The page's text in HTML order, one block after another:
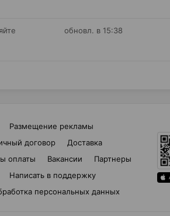
обновл. в 15:38
Размещение рекламы
договор
Доставка
оплаты Вакансии
Партнеры
Написать в поддержку
персональных данных